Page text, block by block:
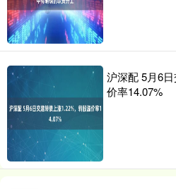
沪深配 5月6
价率14.07%